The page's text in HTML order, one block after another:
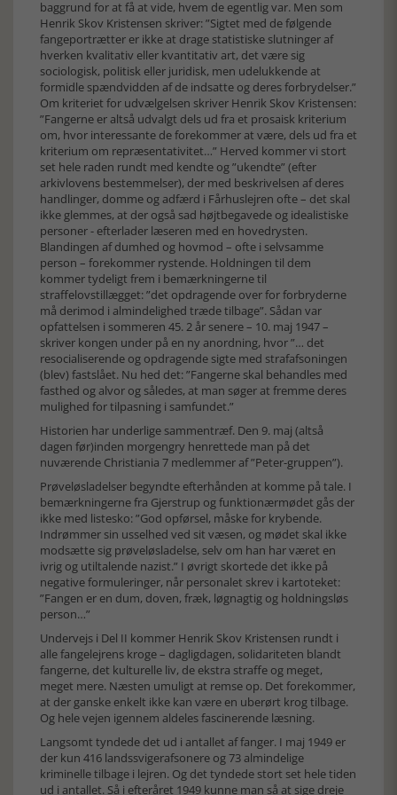
baggrund for at få at vide, hvem de egentlig var. Men som
Henrik Skov Kristensen skriver: ”Sigtet med de følgende
fangeportrætter er ikke at drage statistiske slutninger af
hverken kvalitativ eller kvantitativ art, det være sig
sociologisk, politisk eller juridisk, men udelukkende at
formidle spændvidden af de indsatte og deres forbrydelser.”
Om kriteriet for udvælgelsen skriver Henrik Skov Kristensen:
”Fangerne er altså udvalgt dels ud fra et prosaisk kriterium
om, hvor interessante de forekommer at være, dels ud fra et
kriterium om repræsentativitet…” Herved kommer vi stort
set hele raden rundt med kendte og ”ukendte” (efter
arkivlovens bestemmelser), der med beskrivelsen af deres
handlinger, domme og adfærd i Fårhuslejren ofte – det skal
ikke glemmes, at der også sad højtbegavede og idealistiske
personer - efterlader læseren med en hovedrysten.
Blandingen af dumhed og hovmod – ofte i selvsamme
person – forekommer rystende. Holdningen til dem
kommer tydeligt frem i bemærkningerne til
straffelovstillægget: ”det opdragende over for forbryderne
må derimod i almindelighed træde tilbage”. Sådan var
opfattelsen i sommeren 45. 2 år senere – 10. maj 1947 –
skriver kongen under på en ny anordning, hvor ”… det
resocialiserende og opdragende sigte med strafafsoningen
(blev) fastslået. Nu hed det: ”Fangerne skal behandles med
fasthed og alvor og således, at man søger at fremme deres
mulighed for tilpasning i samfundet.”
Historien har underlige sammentræf. Den 9. maj (altså
dagen før)inden morgengry henrettede man på det
nuværende Christiania 7 medlemmer af ”Peter-gruppen”).
Prøveløsladelser begyndte efterhånden at komme på tale. I
bemærkningerne fra Gjerstrup og funktionærmødet gås der
ikke med listesko: ”God opførsel, måske for krybende.
Indrømmer sin usselhed ved sit væsen, og mødet skal ikke
modsætte sig prøveløsladelse, selv om han har været en
ivrig og utiltalende nazist.” I øvrigt skortede det ikke på
negative formuleringer, når personalet skrev i kartoteket:
”Fangen er en dum, doven, fræk, løgnagtig og holdningsløs
person…”
Undervejs i Del II kommer Henrik Skov Kristensen rundt i
alle fangelejrens kroge – dagligdagen, solidariteten blandt
fangerne, det kulturelle liv, de ekstra straffe og meget,
meget mere. Næsten umuligt at remse op. Det forekommer,
at der ganske enkelt ikke kan være en uberørt krog tilbage.
Og hele vejen igennem aldeles fascinerende læsning.
Langsomt tyndede det ud i antallet af fanger. I maj 1949 er
der kun 416 landssvigerafsonere og 73 almindelige
kriminelle tilbage i lejren. Og det tyndede stort set hele tiden
ud i antallet. Så i efteråret 1949 kunne man så at sige dreje